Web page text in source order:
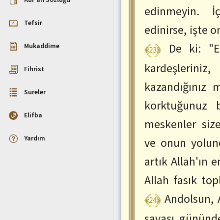
Tefsir
Mukaddime
Fihrist
Sureler
Elifba
Yardım
Önceki
ctrl+SolOk
edinmeyin.
edinirse, işte
﴾23﴿ De ki:
kazandığınız
korktuğunuz
meskenler
ve onun
artık Allah'ın
Allah fasık
﴾24﴿ Andolsun,